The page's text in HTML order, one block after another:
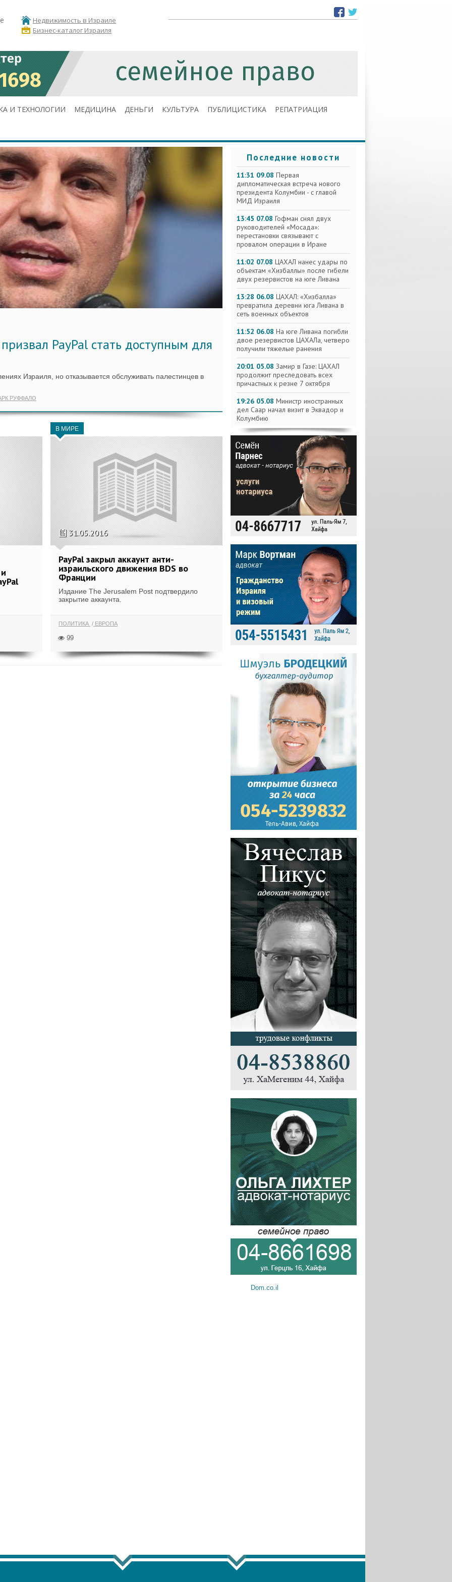
Недвижимость в Израиле
Бизнес-каталог Израиля
И ТЕХНОЛОГИИ МЕДИЦИНА ДЕНЬГИ КУЛЬТУРА ПУБЛИЦИСТИКА РЕПАТРИАЦИЯ
PayPal стать доступным для
Израиля, но отказывается обслуживать палестинцев в
РУФФАЛО
В МИРЕ
31.05.2016
PayPal закрыл аккаунт анти-
израильского движения BDS во
Франции
Издание The Jerusalem Post подтвердило
закрытие аккаунта.
ПОЛИТИКА ЕВРОПА
99
Последние новости
11:31 09.08 Первая
дипломатическая встреча нового
президента Колумбии - с главой
МИД Израиля
13:45 07.08 Гофман снял двух
руководителей «Мосада»:
перестановки связывают с
провалом операции в Иране
11:02 07.08 ЦАХАЛ нанес удары по
объектам «Хизбаллы» после гибели
двух резервистов на юге Ливана
13:28 06.08 ЦАХАЛ: «Хизбалла»
превратила деревни юга Ливана в
сеть военных объектов
11:52 06.08 На юге Ливана погибли
двое резервистов ЦАХАЛа, четверо
получили тяжелые ранения
20:01 05.08 Замир в Газе: ЦАХАЛ
продолжит преследовать всех
причастных к резне 7 октября
19:26 05.08 Министр иностранных
дел Саар начал визит в Эквадор и
Колумбию
Dom.co.il